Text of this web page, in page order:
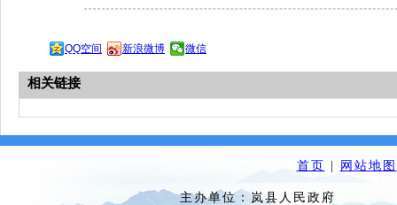
QQ空间 新浪微博 微信
相关链接
首页 网站地图
主办单位：岚县人民政府